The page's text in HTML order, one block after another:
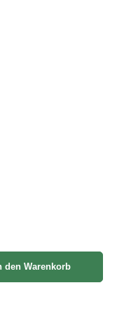
die Schaltflächen um die
den Warenkorb